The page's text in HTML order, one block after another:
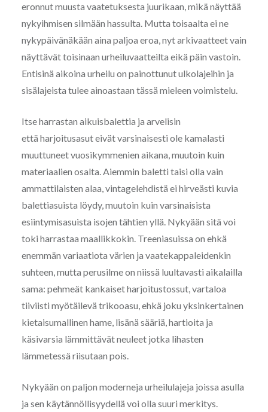
eronnut muusta vaatetuksesta juurikaan, mikä näyttää
nykyihmisen silmään hassulta. Mutta toisaalta ei ne
nykypäivänäkään aina paljoa eroa, nyt arkivaatteet vain
näyttävät toisinaan urheiluvaatteilta eikä päin vastoin.
Entisinä aikoina urheilu on painottunut ulkolajeihin ja
sisälajeista tulee ainoastaan tässä mieleen voimistelu.
Itse harrastan aikuisbalettia ja arvelisin
että harjoitusasut eivät varsinaisesti ole kamalasti
muuttuneet vuosikymmenien aikana, muutoin kuin
materiaalien osalta. Aiemmin baletti taisi olla vain
ammattilaisten alaa, vintagelehdistä ei hirveästi kuvia
balettiasuista löydy, muutoin kuin varsinaisista
esiintymisasuista isojen tähtien yllä. Nykyään sitä voi
toki harrastaa maallikkokin. Treeniasuissa on ehkä
enemmän variaatiota värien ja vaatekappaleidenkin
suhteen, mutta perusilme on niissä luultavasti aikalailla
sama: pehmeät kankaiset harjoitustossut, vartaloa
tiiviisti myötäilevä trikooasu, ehkä joku yksinkertainen
kietaisumallinen hame, lisänä sääriä, hartioita ja
käsivarsia lämmittävät neuleet jotka lihasten
lämmetessä riisutaan pois.
Nykyään on paljon moderneja urheilulajeja joissa asulla
ja sen käytännöllisyydellä voi olla suuri merkitys.